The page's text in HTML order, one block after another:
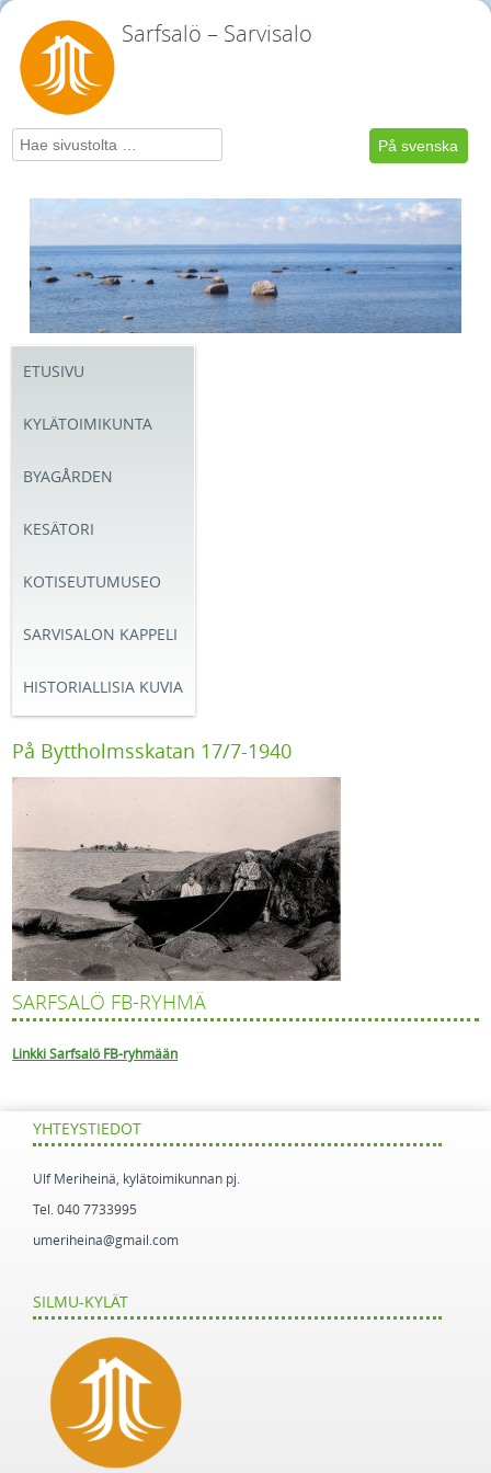
Sarfsalö – Sarvisalo
På svenska
Hae
ETUSIVU
KYLÄTOIMIKUNTA
BYAGÅRDEN
KESÄTORI
KOTISEUTUMUSEO
SARVISALON KAPPELI
HISTORIALLISIA KUVIA
På Byttholmsskatan 17/7-1940
SARFSALÖ FB-RYHMÄ
Linkki Sarfsalö FB-ryhmään
YHTEYSTIEDOT
Ulf Meriheinä, kylätoimikunnan pj.
Tel. 040 7733995
umeriheina@gmail.com
SILMU-KYLÄT